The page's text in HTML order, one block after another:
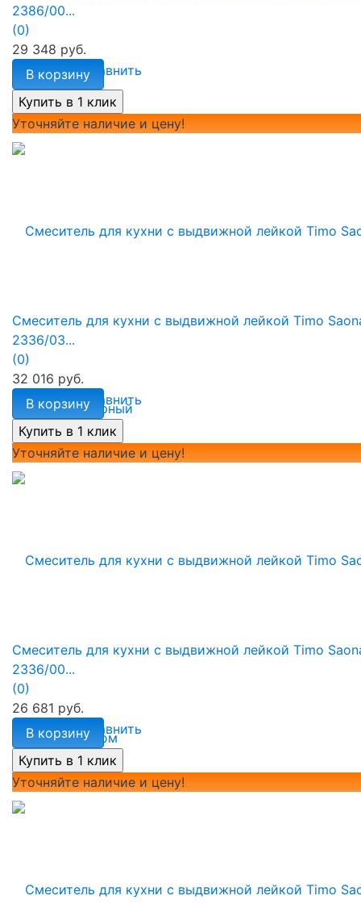
избранное сравнить
2386/00...
(0)
29 348 руб.
В корзину
Уточняйте наличие и цену!
избранное сравнить
Смеситель для кухни с выдвижной лейкой Timo
2336/03...
(0)
32 016 руб.
В корзину
Уточняйте наличие и цену!
избранное сравнить
Смеситель для кухни с выдвижной лейкой Timo
2336/00...
(0)
26 681 руб.
В корзину
Уточняйте наличие и цену!